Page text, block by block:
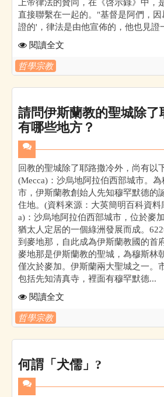
上帝律法的贊同，在《啓示錄》中，
直接聯繫在一起的。"基督是阿們，因
證的'，律法是由他宣佈的，他也見證
閱讀全文
哲學宗教
請問伊斯蘭教的聖城除了
有哪些地方？
回教的聖城除了耶路撒冷外，尚有以
(Mecca)：沙烏地阿拉伯西部城市。
市，伊斯蘭教創始人先知穆罕默德的
住地。(資料來源：大英簡明百科資料
a)：沙烏地阿拉伯西部城市，位於麥
猶太人定居的一個綠洲發展而成。
到麥地那，自此成為伊斯蘭教國的首
麥地那是伊斯蘭教的聖城，為穆斯林
僅次於麥加。伊斯蘭兩大聖城之一。
包括先知清真寺，裡面有穆罕默德...
閱讀全文
哲學宗教
何謂「犬儒」?